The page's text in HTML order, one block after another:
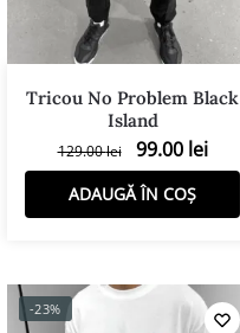
Tricou No Problem Black
Island
129.00lei 99.00 lei
ADAUGĂ ÎN COȘ
-23%